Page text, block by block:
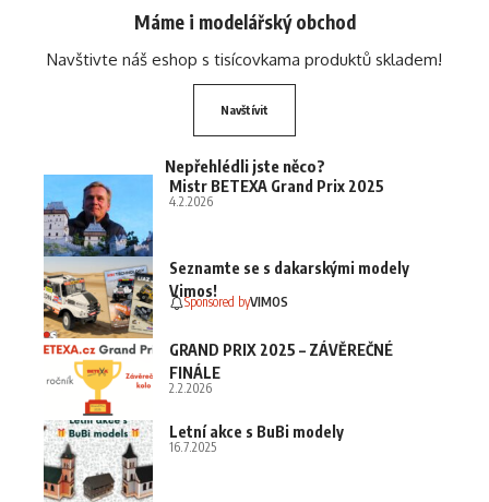
Máme i modelářský obchod
Navštivte náš eshop s tisícovkama produktů skladem!
Navštívit
Nepřehlédli jste něco?
Mistr BETEXA Grand Prix 2025
4.2.2026
Seznamte se s dakarskými modely
Vimos!
Sponsored byVIMOS
GRAND PRIX 2025 – ZÁVĚREČNÉ
FINÁLE
2.2.2026
Letní akce s BuBi modely
16.7.2025